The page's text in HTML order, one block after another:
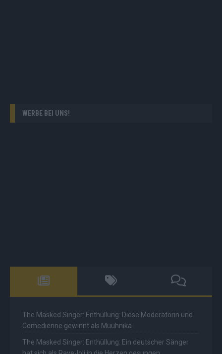
WERBE BEI UNS!
The Masked Singer: Enthüllung: Diese Moderatorin und
Comedienne gewinnt als Muuhnika
The Masked Singer: Enthüllung: Ein deutscher Sänger